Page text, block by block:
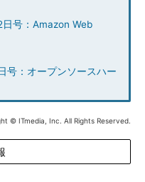
号：Amazon Web
：オープンソースハー
© ITmedia, Inc. All Rights Reserved.